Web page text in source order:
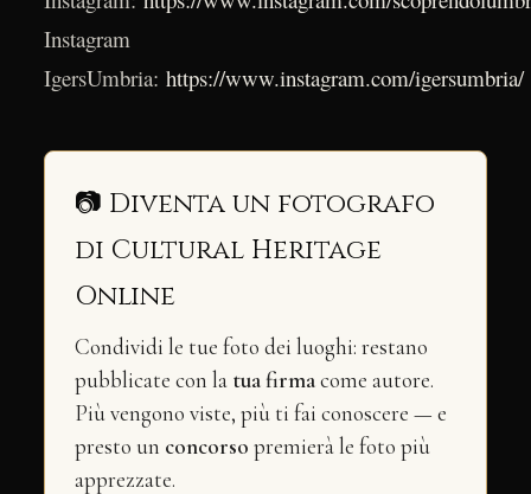
Instagram
IgersUmbria: https://www.instagram.com/igersumbria/
📷 Diventa un fotografo
di Cultural Heritage
Online
Condividi le tue foto dei luoghi: restano
pubblicate con la tua firmacome autore.
Più vengono viste, più ti fai conoscere — e
presto un concorso premierà le foto più
apprezzate.